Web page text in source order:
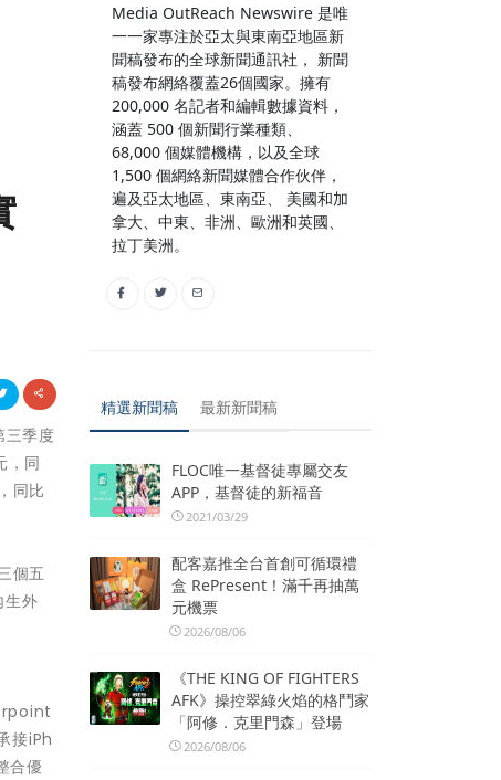
季度
，同
同比
個五
生外
接iPh
合優
Media OutReach Newswire 是唯
一一家專注於亞太與東南亞地區新
聞稿發布的全球新聞通訊社， 新聞
稿發布網絡覆蓋26個國家。擁有
200,000 名記者和編輯數據資料，
涵蓋 500 個新聞行業種類、
68,000 個媒體機構，以及全球
1,500 個網絡新聞媒體合作伙伴，
遍及亞太地區、東南亞、 美國和加
拿大、中東、非洲、歐洲和英國、
拉丁美洲。
精選新聞稿 最新新聞稿
FLOC唯一基督徒專屬交友
APP，基督徒的新福音
2021/03/29
配客嘉推全台首創可循環禮
盒 RePresent！滿千再抽萬
元機票
2026/08/06
《THE KING OF FIGHTERS
AFK》操控翠綠火焰的格鬥家
「阿修．克里門森」登場
2026/08/06